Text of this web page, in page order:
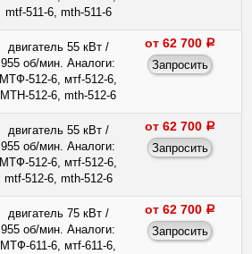
mtf-511-6, mth-511-6
двигатель 55 кВт /
955 об/мин. Аналоги:
МТФ-512-6, мтf-512-6,
МТН-512-6, mth-512-6
от 62 700 a
двигатель 55 кВт /
955 об/мин. Аналоги:
МТФ-512-6, мтf-512-6,
mtf-512-6, mth-512-6
от 62 700 a
двигатель 75 кВт /
955 об/мин. Аналоги:
МТФ-611-6, мтf-611-6,
от 62 700 a